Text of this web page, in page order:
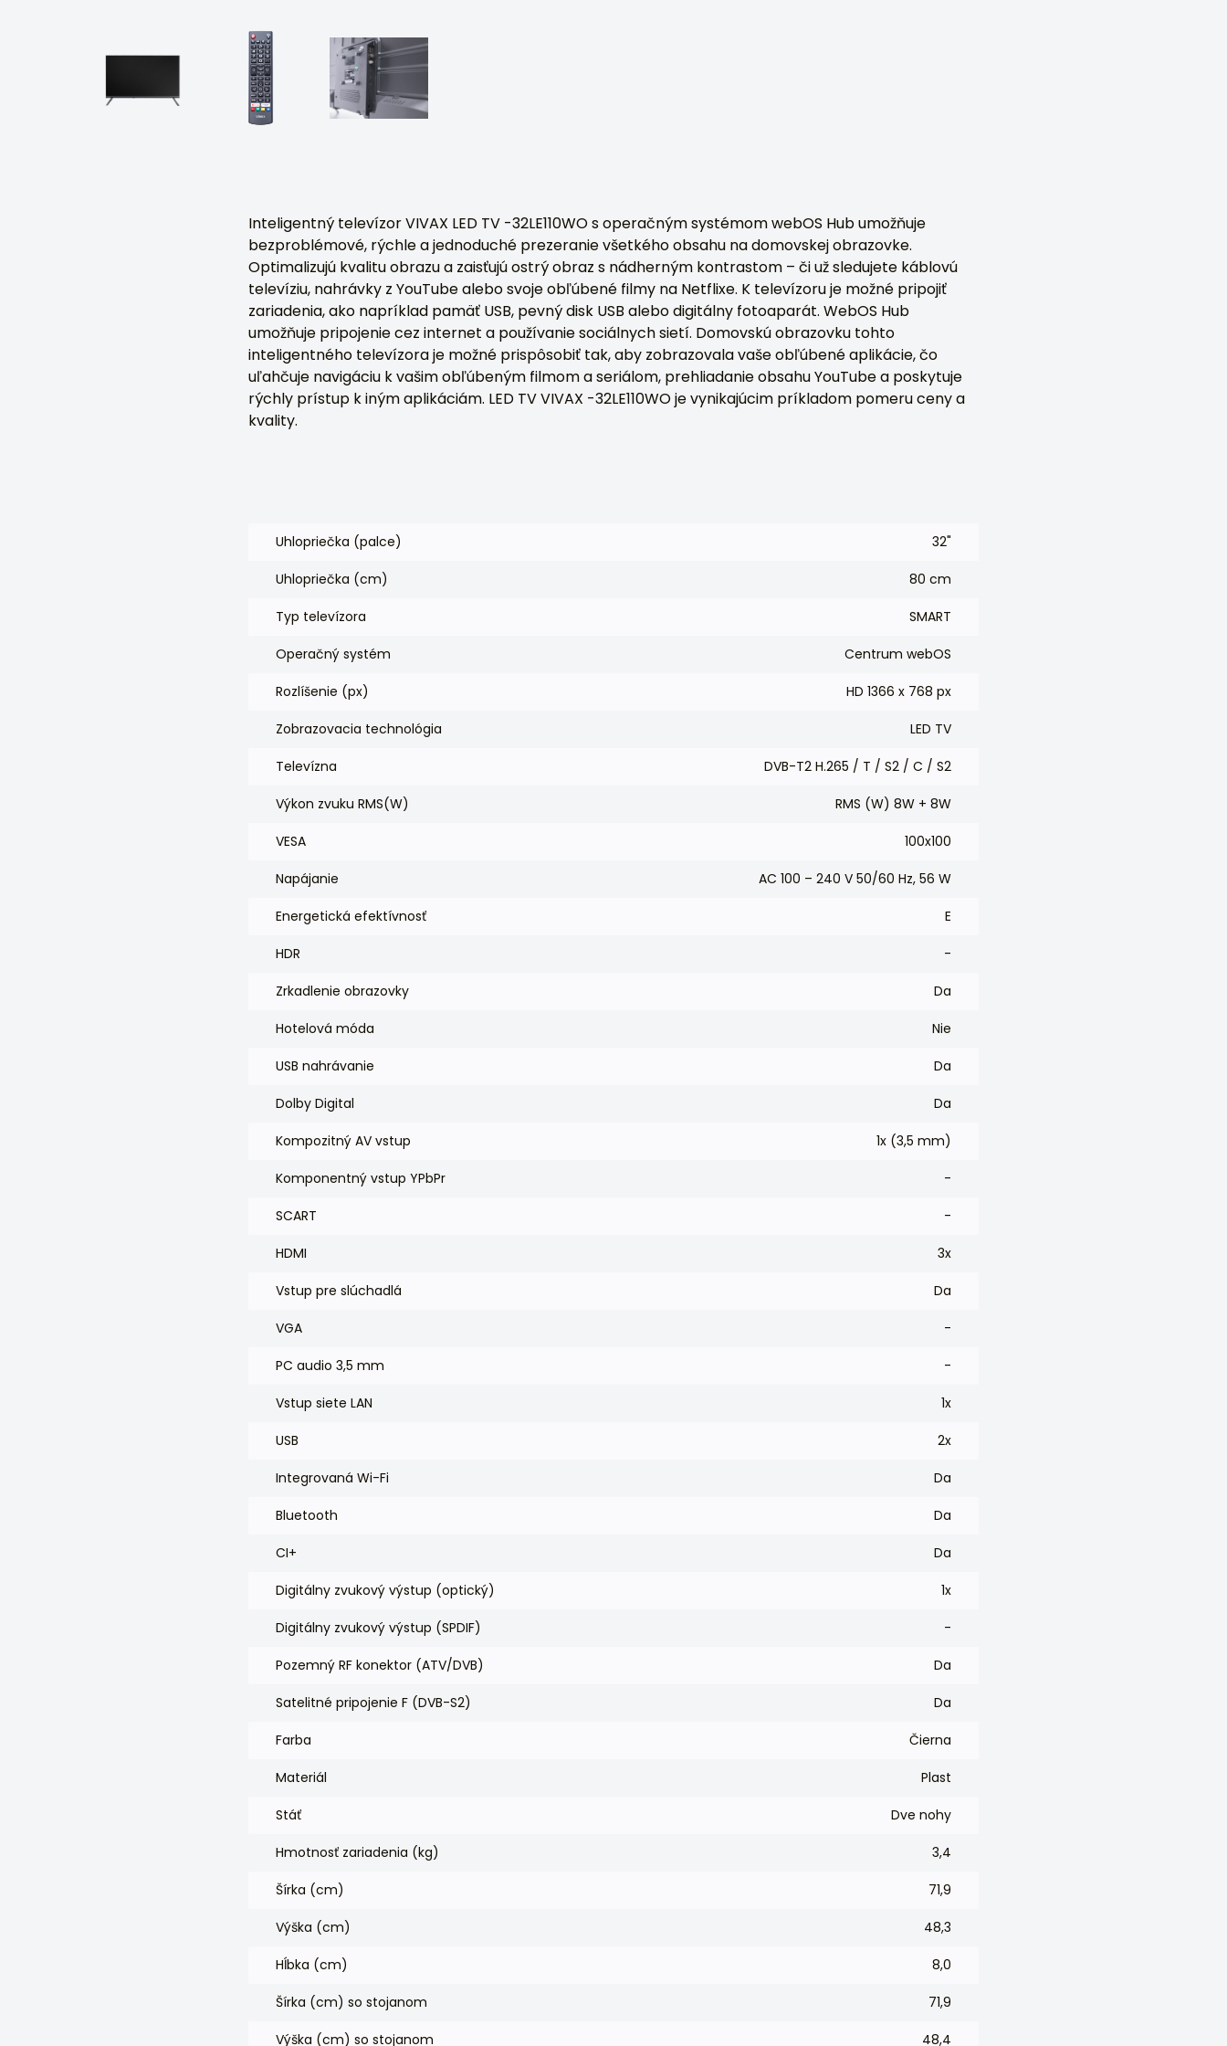
Inteligentný televízor VIVAX LED TV -32LE110WO s operačným systémom webOS Hub umožňuje
bezproblémové, rýchle a jednoduché prezeranie všetkého obsahu na domovskej obrazovke.
Optimalizujú kvalitu obrazu a zaisťujú ostrý obraz s nádherným kontrastom – či už sledujete káblovú
televíziu, nahrávky z YouTube alebo svoje obľúbené filmy na Netflixe. K televízoru je možné pripojiť
zariadenia, ako napríklad pamäť USB, pevný disk USB alebo digitálny fotoaparát. WebOS Hub
umožňuje pripojenie cez internet a používanie sociálnych sietí. Domovskú obrazovku tohto
inteligentného televízora je možné prispôsobiť tak, aby zobrazovala vaše obľúbené aplikácie, čo
uľahčuje navigáciu k vašim obľúbeným filmom a seriálom, prehliadanie obsahu YouTube a poskytuje
rýchly prístup k iným aplikáciám. LED TV VIVAX -32LE110WO je vynikajúcim príkladom pomeru ceny a
kvality.
Uhlopriečka (palce) 32"
Uhlopriečka (cm) 80 cm
Typ televízora SMART
Operačný systém Centrum webOS
Rozlíšenie (px) HD 1366 x 768 px
Zobrazovacia technológia LED TV
Televízna DVB-T2 H.265 / T / S2 / C / S2
Výkon zvuku RMS(W) RMS (W) 8W + 8W
VESA 100x100
Napájanie AC 100 – 240 V 50/60 Hz, 56 W
Energetická efektívnosť E
HDR -
Zrkadlenie obrazovky Da
Hotelová móda Nie
USB nahrávanie Da
Dolby Digital Da
Kompozitný AV vstup 1x (3,5 mm)
Komponentný vstup YPbPr -
SCART -
HDMI 3x
Vstup pre slúchadlá Da
VGA -
PC audio 3,5 mm -
Vstup siete LAN 1x
USB 2x
Integrovaná Wi-Fi Da
Bluetooth Da
CI+ Da
Digitálny zvukový výstup (optický) 1x
Digitálny zvukový výstup (SPDIF) -
Pozemný RF konektor (ATV/DVB) Da
Satelitné pripojenie F (DVB-S2) Da
Farba Čierna
Materiál Plast
Stáť Dve nohy
Hmotnosť zariadenia (kg) 3,4
Šírka (cm) 71,9
Výška (cm) 48,3
Hĺbka (cm) 8,0
Šírka (cm) so stojanom 71,9
Výška (cm) so stojanom 48,4